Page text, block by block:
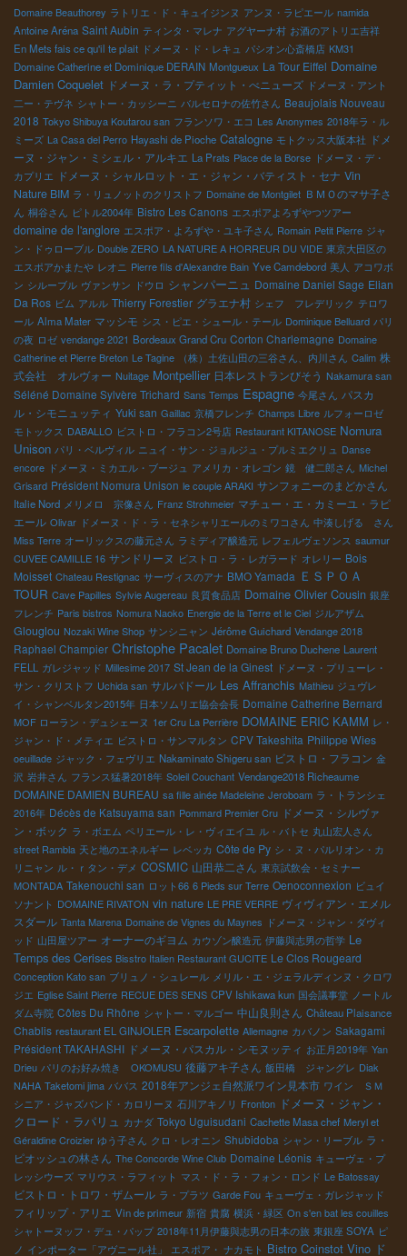
Domaine Beauthorey ラトリエ・ド・キュイジンヌ アンヌ・ラピエール namida
Antoine Aréna Saint Aubin ティンタ・マレナ アグヤーナ村 お酒のアトリエ吉祥
En Mets fais ce qu'il te plait ドメーヌ・ド・レキュ パシオン心斎橋店 KM31
Domaine Catherine et Dominique DERAIN Montgueux La Tour Eiffel Domaine
Damien Coquelet ドメーヌ・ラ・プティット・べニューズ ドメーヌ・アント
二ー・テヴネ シャトー・カッシーニ バルセロナの佐竹さん Beaujolais Nouveau
2018 Tokyo Shibuya Koutarou san フランソワ・エコ Les Anonymes 2018年ラ・ル
ミーズ La Casa del Perro Hayashi de Pioche Catalogne モトクッス大阪本社 ドメ
ーヌ・ジャン・ミシェル・アルキエ La Prats Place de la Borse ドメーヌ・デ・
カプリエ
ドメーヌ・シャルロット・エ・ジャン・バティスト・セナ Vin
Nature BIM ラ・リュノットのクリストフ Domaine de Montgilet ＢＭＯのマサ子さ
ん 桐谷さん ピトル2004年 Bistro Les Canons エスポアよろずやつツアー
domaine de l'anglore エスポア・よろずや・ユキ子さん Romain Petit Pierre ジャ
ン・ドゥローブル Double ZERO LA NATURE A HORREUR DU VIDE 東京大田区の
エスポアかまたや レオニ Pierre fils d'Alexandre Bain Yve Camdebord 美人 アコワボ
ン シルーブル ヴァンサン ドウロ シャンパーニュ Domaine Daniel Sage Elian
Da Ros ビム アルル Thierry Forestier グラエナ村 シェフ フレデリック テロワ
ール Alma Mater マッシモ シス・ピエ・シュール・テール Dominique Belluard パリ
の夜 ロゼ vendange 2021 Bordeaux Grand Cru Corton Charlemagne Domaine
Catherine et Pierre Breton Le Tagine （株）土佐山田の三谷さん、内川さん Calim 株
式会社 オルヴォー Nuitage Montpellier 日本レストランびそう Nakamura san
Séléné Domaine Sylvère Trichard Sans Temps Espagne 今尾さん パスカ
ル・シモニュッティ Yuki san Gaillac 京橋フレンチ Champs Libre ルフォーロゼ
モトックス DABALLO ビストロ・フラコン2号店 Restaurant KITANOSE Nomura
Unison パリ・ベルヴィル ニュイ・サン・ジョルジュ・プルミエクリュ Danse
encore ドメーヌ・ミカエル・ブージュ アメリカ・オレゴン 鏡 健二郎さん Michel
Grisard Président Nomura Unison le couple ARAKI サンフォニーのまどかさん
Italie Nord メリメロ 宗像さん Franz Strohmeier マチュー・エ・カミーユ・ラピ
エール Olivar ドメーヌ・ド・ラ・セネシャリエールのミワコさん 中湊しげる さん
Miss Terre オーリックスの藤元さん ラミディア醸造元 レフェルヴェソンス saumur
CUVEE CAMILLE 16 サンドリーヌ ビストロ・ラ・レガラード オレリー Bois
Moisset Chateau Restignac サーヴィスのアナ BMO Yamada ＥＳＰＯＡ
TOUR Cave Papilles Sylvie Augereau 良質食品店 Domaine Olivier Cousin 銀座
フレンチ Paris bistros Nomura Naoko Energie de la Terre et le Ciel ジルアザム
Glouglou Nozaki Wine Shop サンシニャン Jérôme Guichard Vendange 2018
Raphael Champier Christophe Pacalet Domaine Bruno Duchene Laurent
FELL ガレジャッド Millesime 2017 St Jean de la Ginest ドメーヌ・プリューレ・
サン・クリストフ Uchida san サルバドール Les Affranchis Mathieu ジュヴレ
イ・シャンベルタン2015年 日本ソムリエ協会会長 Domaine Catherine Bernard
MOF ローラン・デュシェーヌ 1er Cru La Perrière DOMAINE ERIC KAMM レ・
ジャン・ド・メティエ ビストロ・サンマルタン CPV Takeshita Philippe Wies
oeuillade ジャック・フェヴリエ Nakaminato Shigeru san ビストロ・フラコン 金
沢 岩井さん フランス猛暑2018年 Soleil Couchant Vendange2018 Richeaume
DOMAINE DAMIEN BUREAU sa fille ainée Madeleine Jeroboam ラ・トランシェ
2016年 Décès de Katsuyama san Pommard Premier Cru ドメーヌ・シルヴァ
ン・ボック ラ・ボエム ペリエール・レ・ヴィエイユ ル・バトセ 丸山宏人さん
street Rambla 天と地のエネルギー レベッカ Côte de Py シ・ヌ・パルリオン・カ
リニャン ル・ｒタン・デメ COSMIC 山田恭二さん 東京試飲会・セミナー
MONTADA Takenouchi san ロット66 6 Pieds sur Terre Oenoconnexion ビュイ
ソナント DOMAINE RIVATON vin nature LE PRE VERRE ヴィヴィアン・エメル
スダール Tanta Marena Domaine de Vignes du Maynes ドメーヌ・ジャン・ダヴィ
ッド 山田屋ツアー オーナーのギヨム カウゾン醸造元 伊藤與志男の哲学 Le
Temps des Cerises Bisstro Italien Restaurant GUCITE Le Clos Rougeard
Conception Kato san ブリュノ・シュレール メリル・エ・ジェラルディンヌ・クロワ
ジエ Eglise Saint Pierre RECUE DES SENS CPV Ishikawa kun 国会議事堂 ノートル
ダム寺院 Côtes Du Rhône シャトー・マルゴー 中山良則さん Château Plaisance
Chablis restaurant EL GINJOLER Escarpolette Allemagne カバノン Sakagami
Président TAKAHASHI ドメーヌ・パスカル・シモヌッティ お正月2019年 Yan
Drieu パリのお好み焼き OKOMUSU 後藤アキ子さん 飯田橋 ジャングレ Diak
NAHA Taketomi jima ババス 2018年アンジェ自然派ワイン見本市 ワイン ＳＭ
シニア・ジャズバンド・カロリーヌ 石川アキノリ Fronton ドメーヌ・ジャン・
クロード・ラパリュ カナダ Tokyo Uguisudani Cachette Masa chef Meryl et
Géraldine Croizier ゆう子さん クロ・レオニン Shubidoba シャン・リーブル ラ・
ピオッシュの林さん The Concorde Wine Club Domaine Léonis キューヴェ・プ
レッシウーズ マリウス・ラフィット マス・ド・ラ・フォン・ロンド Le Batossay
ビストロ・トロワ・ザムール ラ・プラツ Garde Fou キューヴェ・ガレジャッド
フィリップ・アリエ Vin de primeur 新宿 貴腐 横浜・緑区 On s'en bat les couilles
シャトーヌッフ・デュ・パップ 2018年11月伊藤與志男の日本の旅 東銀座 SOYA ピ
ノ インポーター「アヴニール社」 エスポア・ ナカモト Bistro Coinstot Vino ド